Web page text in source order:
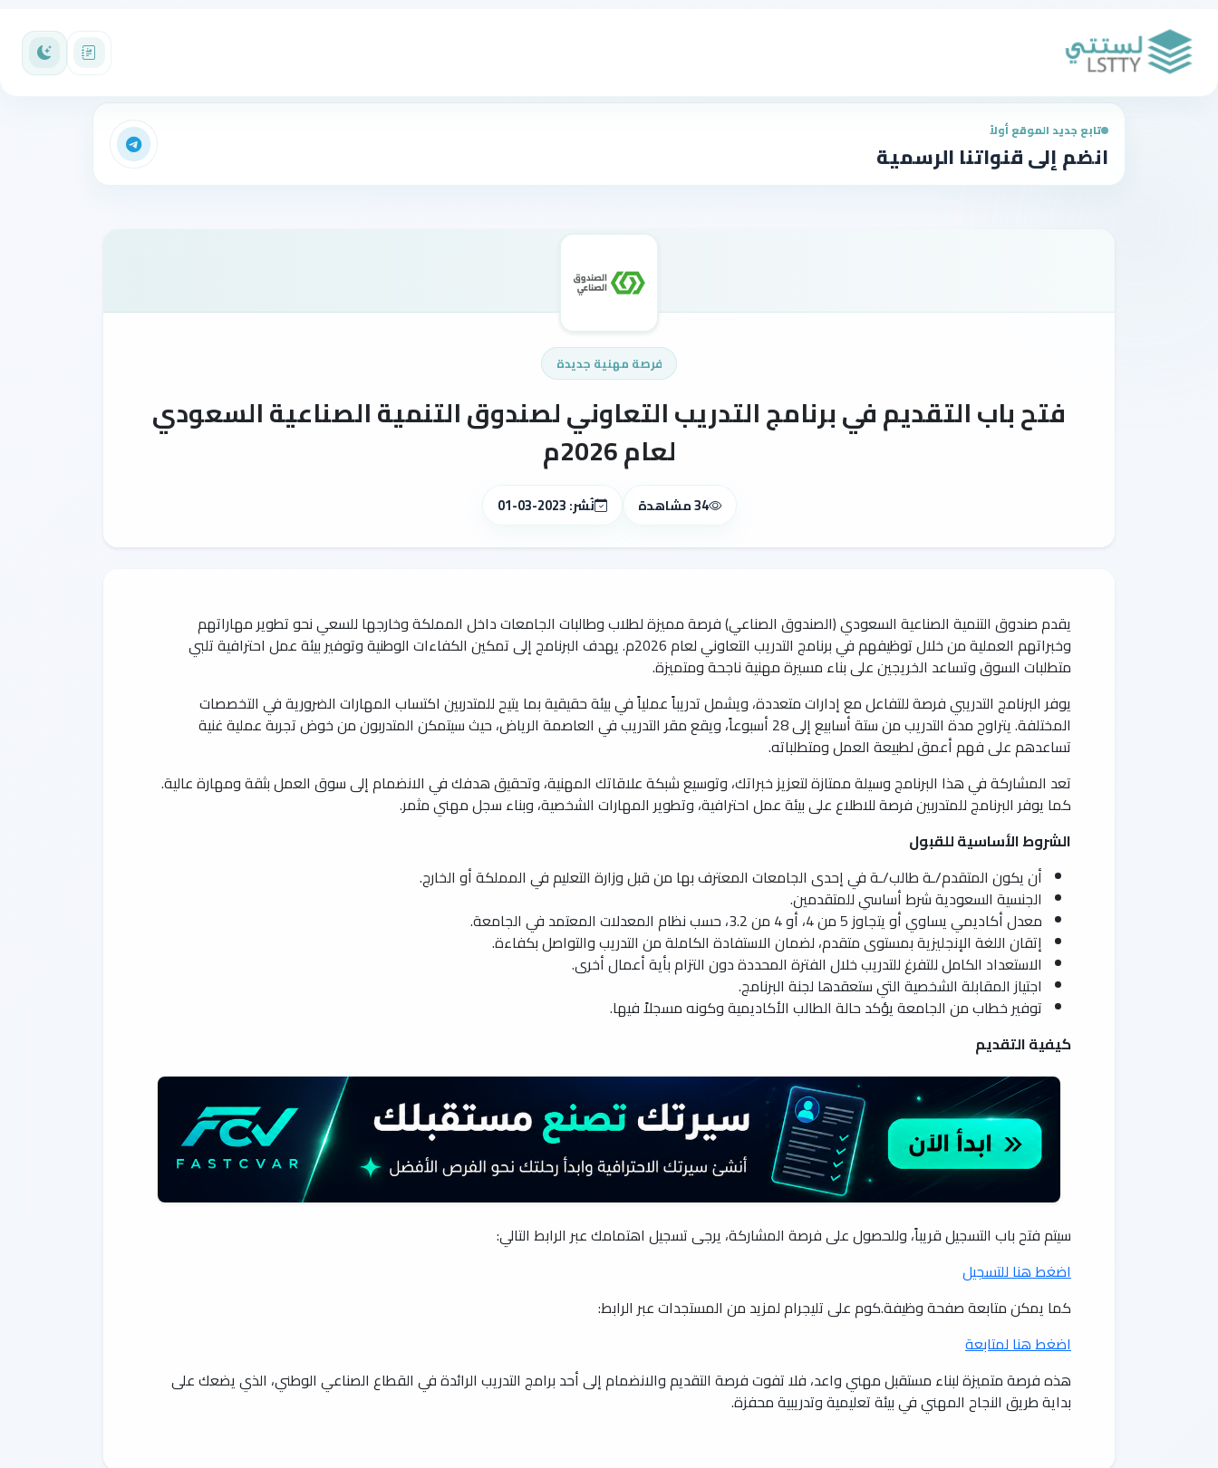
تابع جديد الموقع أولاً
انضم إلى قنواتنا الرسمية
فرصة مهنية جديدة
فتح باب التقديم في برنامج التدريب التعاوني لصندوق التنمية الصناعية السعودي
لعام 2026م
34 مشاهدة نُشر: 2023-03-01
يقدم صندوق التنمية الصناعية السعودي (الصندوق الصناعي) فرصة مميزة لطلاب وطالبات الجامعات داخل المملكة وخارجها للسعي نحو تطوير مهاراتهم
وخبراتهم العملية من خلال توظيفهم في برنامج التدريب التعاوني لعام 2026م. يهدف البرنامج إلى تمكين الكفاءات الوطنية وتوفير بيئة عمل احترافية تلبي
متطلبات السوق وتساعد الخريجين على بناء مسيرة مهنية ناجحة ومتميزة.
يوفر البرنامج التدريبي فرصة للتفاعل مع إدارات متعددة، ويشمل تدريباً عملياً في بيئة حقيقية بما يتيح للمتدربين اكتساب المهارات الضرورية في التخصصات
المختلفة. يتراوح مدة التدريب من ستة أسابيع إلى 28 أسبوعاً، ويقع مقر التدريب في العاصمة الرياض، حيث سيتمكن المتدربون من خوض تجربة عملية غنية
تساعدهم على فهم أعمق لطبيعة العمل ومتطلباته.
تعد المشاركة في هذا البرنامج وسيلة ممتازة لتعزيز خبراتك، وتوسيع شبكة علاقاتك المهنية، وتحقيق هدفك في الانضمام إلى سوق العمل بثقة ومهارة عالية.
كما يوفر البرنامج للمتدربين فرصة للاطلاع على بيئة عمل احترافية، وتطوير المهارات الشخصية، وبناء سجل مهني مثمر.
الشروط الأساسية للقبول
أن يكون المتقدم/ـة طالب/ـة في إحدى الجامعات المعترف بها من قبل وزارة التعليم في المملكة أو الخارج.
الجنسية السعودية شرط أساسي للمتقدمين.
معدل أكاديمي يساوي أو يتجاوز 5 من 4، أو 4 من 3.2، حسب نظام المعدلات المعتمد في الجامعة.
إتقان اللغة الإنجليزية بمستوى متقدم، لضمان الاستفادة الكاملة من التدريب والتواصل بكفاءة.
الاستعداد الكامل للتفرغ للتدريب خلال الفترة المحددة دون التزام بأية أعمال أخرى.
اجتياز المقابلة الشخصية التي ستعقدها لجنة البرنامج.
توفير خطاب من الجامعة يؤكد حالة الطالب الأكاديمية وكونه مسجلاً فيها.
كيفية التقديم
سيتم فتح باب التسجيل قريباً، وللحصول على فرصة المشاركة، يرجى تسجيل اهتمامك عبر الرابط التالي:
اضغط هنا للتسجيل
كما يمكن متابعة صفحة وظيفة.كوم على تليجرام لمزيد من المستجدات عبر الرابط:
اضغط هنا لمتابعة
هذه فرصة متميزة لبناء مستقبل مهني واعد، فلا تفوت فرصة التقديم والانضمام إلى أحد برامج التدريب الرائدة في القطاع الصناعي الوطني، الذي يضعك على
بداية طريق النجاح المهني في بيئة تعليمية وتدريبية محفزة.